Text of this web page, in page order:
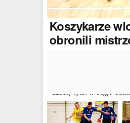
Koszykarze
obronili